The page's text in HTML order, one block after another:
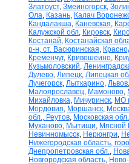
Златоуст, Змеиногорск,
Ола, Казань, Калач
Кандалакша, Каневская,
Калужской обл, Кировск,
Костанай, Костанайская
р-н, ст. Васюринская,
Кременчуг, Кривошеино,
Кузьмоловский,
Дулево, Липецк, Липецкая
Лучегорск, Лыткарино, Львов,
Малоярославец, Мамоново,
Михайловка, Мичуринск, МО
Мордовия, Моршанск,
обл., Реутов, Московская
Муханово, Мытищи, Мясной
Невинномысск, Нерюнгри,
Нижегородская область,
Днепропетровская обл.,
Новгородская область,